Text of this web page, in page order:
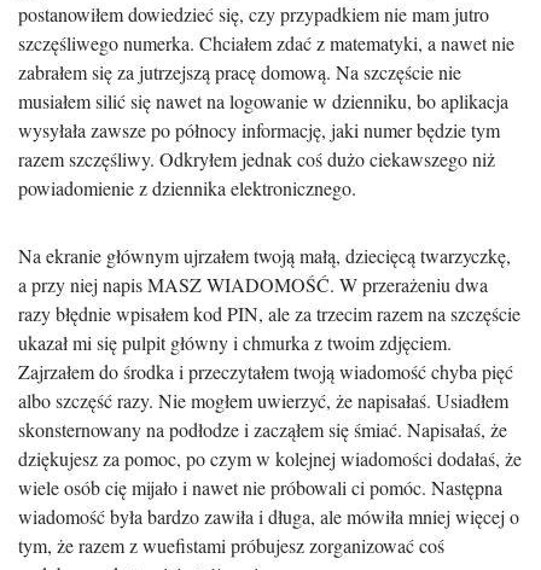
postanowiłem dowiedzieć się, czy przypadkiem nie mam jutro
szczęśliwego numerka. Chciałem zdać z matematyki, a nawet nie
zabrałem się za jutrzejszą pracę domową. Na szczęście nie
musiałem silić się nawet na logowanie w dzienniku, bo aplikacja
wysyłała zawsze po północy informację, jaki numer będzie tym
razem szczęśliwy. Odkryłem jednak coś dużo ciekawszego niż
powiadomienie z dziennika elektronicznego.
Na ekranie głównym ujrzałem twoją małą, dziecięcą twarzyczkę,
a przy niej napis MASZ WIADOMOŚĆ. W przerażeniu dwa
razy błędnie wpisałem kod PIN, ale za trzecim razem na szczęście
ukazał mi się pulpit główny i chmurka z twoim zdjęciem.
Zajrzałem do środka i przeczytałem twoją wiadomość chyba pięć
albo szczęść razy. Nie mogłem uwierzyć, że napisałaś. Usiadłem
skonsternowany na podłodze i zacząłem się śmiać. Napisałaś, że
dziękujesz za pomoc, po czym w kolejnej wiadomości dodałaś, że
wiele osób cię mijało i nawet nie próbowali ci pomóc. Następna
wiadomość była bardzo zawiła i długa, ale mówiła mniej więcej o
tym, że razem z wuefistami próbujesz zorganizować coś